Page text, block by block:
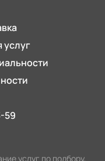
услуг
59
услуг по подбору,